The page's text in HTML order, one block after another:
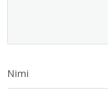
Nimi